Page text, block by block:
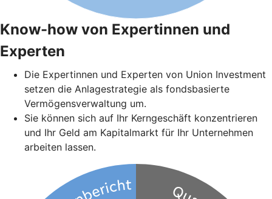
Know-how von Expertinnen und
Experten
Die Expertinnen und Experten von Union Investment
setzen die Anlagestrategie als fondsbasierte
Vermögensverwaltung um.
Sie können sich auf Ihr Kerngeschäft konzentrieren
und Ihr Geld am Kapitalmarkt für Ihr Unternehmen
arbeiten lassen.